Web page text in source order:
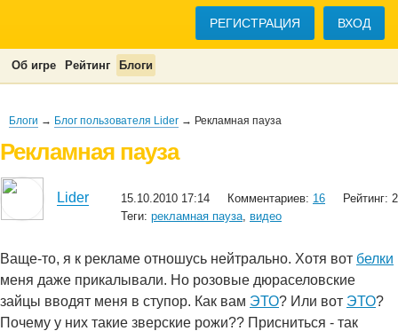
РЕГИСТРАЦИЯ ВХОД
Об игре Рейтинг Блоги
Блоги → Блог пользователя Lider → Рекламная пауза
Рекламная пауза
Lider 15.10.2010 17:14 Комментариев: 16
Рейтинг: 2
Теги: рекламная пауза, видео
Ваще-то, я к рекламе отношусь нейтрально. Хотя вот белки
меня даже прикалывали. Но розовые дюраселовские
зайцы вводят меня в ступор. Как вам ЭТО? Или вот ЭТО?
Почему у них такие зверские рожи?? Присниться - так